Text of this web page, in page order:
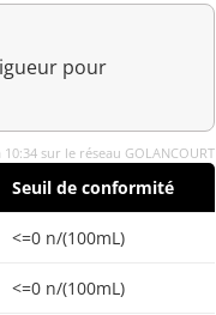
pour
sur le réseau GOLANCOURT
Seuil de conformité
<=0 n/(100mL)
<=0 n/(100mL)